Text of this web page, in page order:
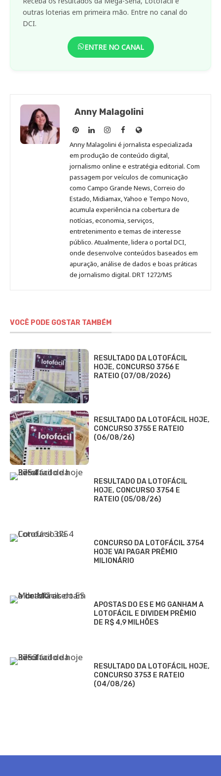
outras loterias em primeira mão. Entre no canal do
DCI.
ENTRE NO CANAL
Anny Malagolini
Anny
Malagolini
no
Pinterest
Anny
Malagolini
no
LinkedIn
Anny
Malagolini
no
Instagram
Anny
Malagolini
no
Facebook
Site
de
Anny
Malagolini
Anny Malagolini é jornalista especializada
em produção de conteúdo digital,
jornalismo online e estratégia editorial. Com
passagem por veículos de comunicação
como Campo Grande News, Correio do
Estado, Midiamax, Yahoo e Tempo Novo,
acumula experiência na cobertura de
notícias, economia, serviços,
entretenimento e temas de interesse
público. Atualmente, lidera o portal DCI,
onde desenvolve conteúdos baseados em
apuração, análise de dados e boas práticas
de jornalismo digital. DRT 1272/MS
VOCÊ PODE GOSTAR TAMBÉM
RESULTADO DA LOTOFÁCIL
HOJE, CONCURSO 3756 E
RATEIO (07/08/2026)
RESULTADO DA LOTOFÁCIL HOJE,
CONCURSO 3755 E RATEIO
(06/08/26)
RESULTADO DA LOTOFÁCIL
HOJE, CONCURSO 3754 E
RATEIO (05/08/26)
CONCURSO DA LOTOFÁCIL 3754
HOJE VAI PAGAR PRÊMIO
MILIONÁRIO
APOSTAS DO ES E MG GANHAM A
LOTOFÁCIL E DIVIDEM PRÊMIO
DE R$ 4,9 MILHÕES
RESULTADO DA LOTOFÁCIL HOJE,
CONCURSO 3753 E RATEIO
(04/08/26)